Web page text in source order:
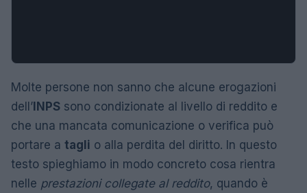
Molte persone non sanno che alcune erogazioni
dell’INPS sono condizionate al livello di reddito e
che una mancata comunicazione o verifica può
portare a tagli o alla perdita del diritto. In questo
testo spieghiamo in modo concreto cosa rientra
nelle prestazioni collegate al reddito, quando è